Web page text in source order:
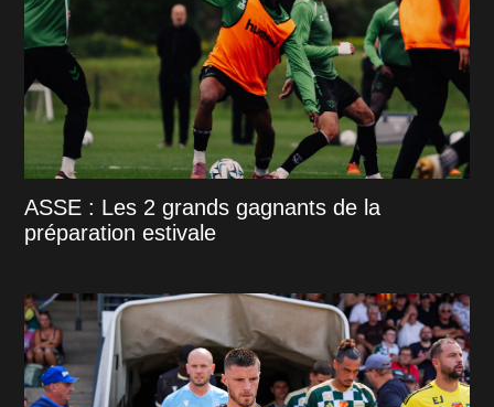
ASSE : Les 2 grands gagnants de la
préparation estivale